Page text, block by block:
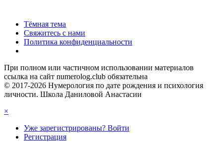
Тёмная тема
Свяжитесь с нами
Политика конфиденциальности
При полном или частичном использовании материалов
ссылка на сайт numerolog.club обязательна
© 2017-2026 Нумерология по дате рождения и психология
личности. Школа Даниловой Анастасии
×
Уже зарегистрированы? Войти
Регистрация